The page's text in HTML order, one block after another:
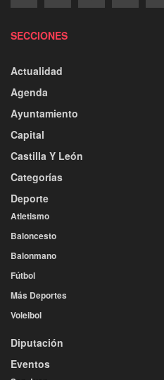
SECCIONES
Actualidad
Agenda
Ayuntamiento
Capital
Castilla Y León
Categorías
Deporte
Atletismo
Baloncesto
Balonmano
Fútbol
Más Deportes
Voleibol
Diputación
Eventos